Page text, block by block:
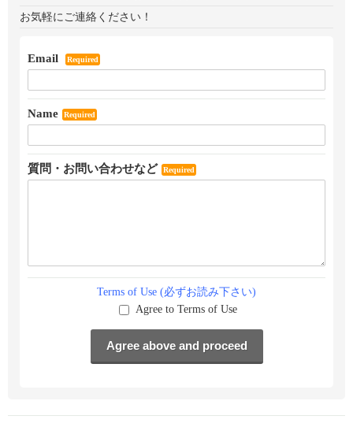
お気軽にご連絡ください！
Email Required
Name Required
質問・お問い合わせなど Required
Terms of Use (必ずお読み下さい)
Agree to Terms of Use